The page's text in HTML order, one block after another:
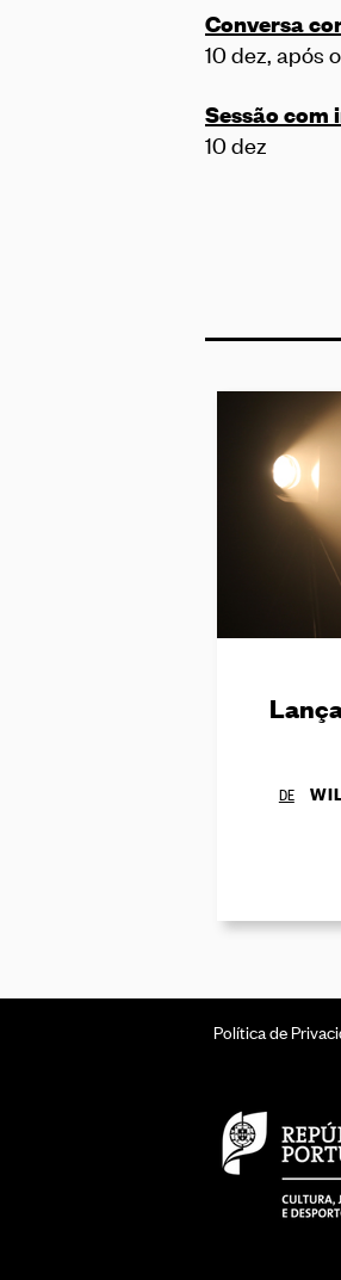
Conversa
10 dez, após
Sessão com
10 dez
DE
Política de